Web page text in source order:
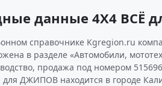
данные 4Х4 ВСЁ
справочнике Kgregion.ru
в разделе «Автомобили,
продажа под номером
для ДЖИПОВ находится в городе